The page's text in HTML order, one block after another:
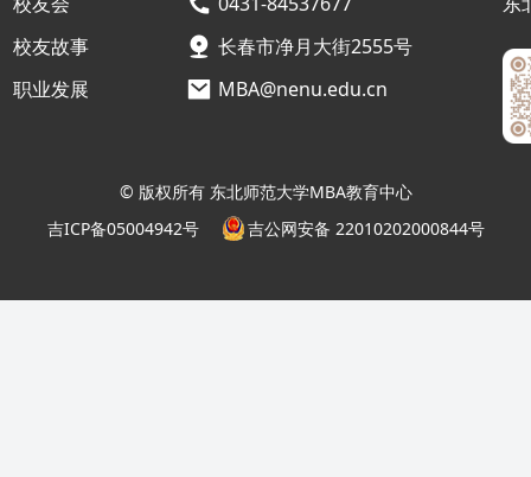
校友故事
职业发展
长春市净月大街2555号
MBA@nenu.edu.cn
© 版权所有 东北师范大学MBA教育中心
吉ICP备05004942号
吉公网安备 22010202000844号